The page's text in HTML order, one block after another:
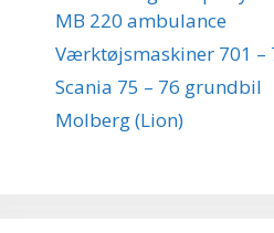
MB 220 ambulance
Værktøjsmaskiner 701 –
Scania 75 – 76 grundbil
Molberg (Lion)